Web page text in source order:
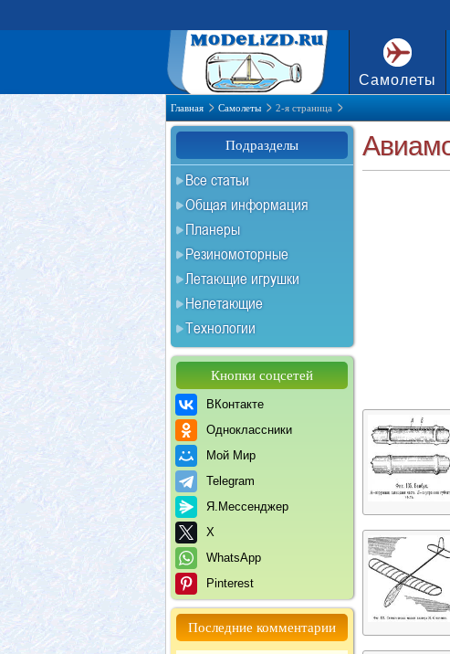
Самолеты
Главная Самолеты 2-я страница
Подразделы
Все статьи
Общая информация
Планеры
Резиномоторные
Летающие игрушки
Нелетающие
Технологии
Кнопки соцсетей
ВКонтакте
Одноклассники
Мой Мир
Telegram
Я.Мессенджер
X
WhatsApp
Pinterest
Последние комментарии